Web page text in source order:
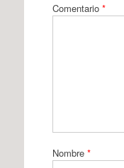
Comentario *
Nombre *